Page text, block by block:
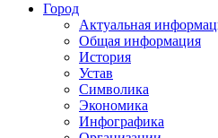
Город
Актуальная
Общая информация
История
Устав
Символика
Экономика
Инфографика